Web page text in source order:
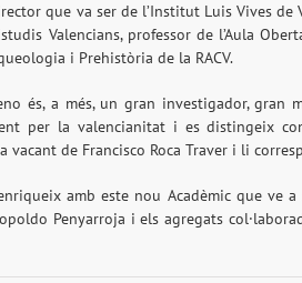
que va ser de l’Institut Luis Vives de
Valencians, professor de l’Aula
i Prehistòria de la RACV.
és, a més, un gran investigador, gran
per la valencianitat i es distingeix
vacant de Francisco Roca Traver i li
amb este nou Acadèmic que ve
Penyarroja i els agregats